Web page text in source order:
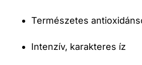
Természetes
Intenzív, karakteres íz